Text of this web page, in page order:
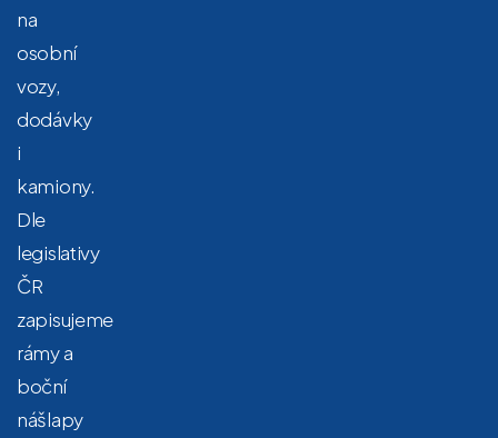
na
osobní
vozy,
dodávky
i
kamiony.
Dle
legislativy
ČR
zapisujeme
rámy a
boční
nášlapy